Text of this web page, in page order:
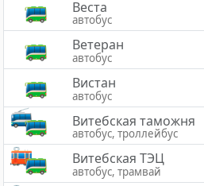
Веста
автобус
Ветеран
автобус
Вистан
автобус
Витебская таможня
автобус, троллейбус
Витебская ТЭЦ
автобус, трамвай